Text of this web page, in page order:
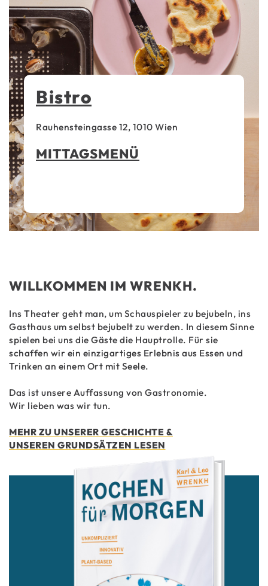
Bistro
Rauhensteingasse 12, 1010 Wien
MITTAGSMENÜ
WILLKOMMEN IM WRENKH.
Ins Theater geht man, um Schauspieler zu bejubeln, ins
Gasthaus um selbst bejubelt zu werden. In diesem Sinne
spielen bei uns die Gäste die Hauptrolle. Für sie
schaffen wir ein einzigartiges Erlebnis aus Essen und
Trinken an einem Ort mit Seele.
Das ist unsere Auffassung von Gastronomie.
Wir lieben was wir tun.
MEHR ZU UNSERER GESCHICHTE &
UNSEREN GRUNDSÄTZEN LESEN